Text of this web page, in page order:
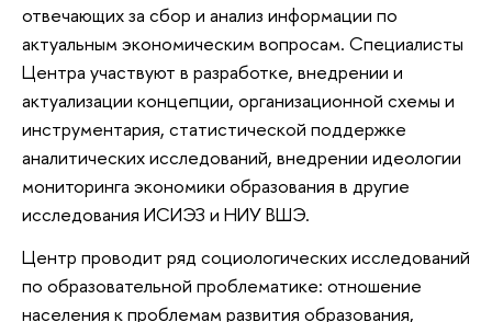
отвечающих за сбор и анализ информации по
актуальным экономическим вопросам. Специалисты
Центра участвуют в разработке, внедрении и
актуализации концепции, организационной схемы и
инструментария, статистической поддержке
аналитических исследований, внедрении идеологии
мониторинга экономики образования в другие
исследования ИСИЭЗ и НИУ ВШЭ.
Центр проводит ряд социологических исследований
по образовательной проблематике: отношение
населения к проблемам развития образования,